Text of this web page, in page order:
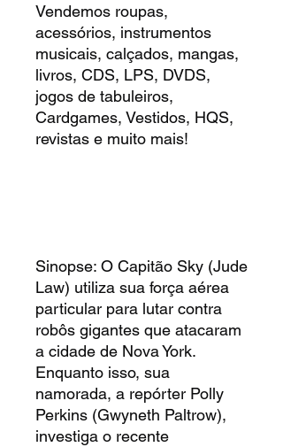
Vendemos roupas,
acessórios, instrumentos
musicais, calçados, mangas,
livros, CDS, LPS, DVDS,
jogos de tabuleiros,
Cardgames, Vestidos, HQS,
revistas e muito mais!
Sinopse: O Capitão Sky (Jude
Law) utiliza sua força aérea
particular para lutar contra
robôs gigantes que atacaram
a cidade de Nova York.
Enquanto isso, sua
namorada, a repórter Polly
Perkins (Gwyneth Paltrow),
investiga o recente